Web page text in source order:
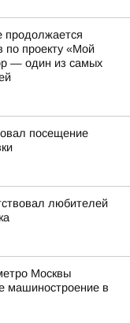
по проекту «Мой
— один из самых
посещение
любителей
Москвы
машиностроение в